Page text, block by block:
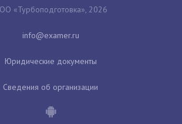
«Турбоподготовка», 2026
Юридические документы
Сведения об организации